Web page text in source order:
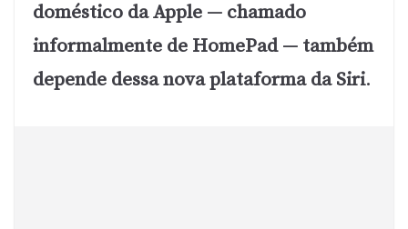
doméstico da Apple — chamado
informalmente de HomePad — também
depende dessa nova plataforma da Siri.